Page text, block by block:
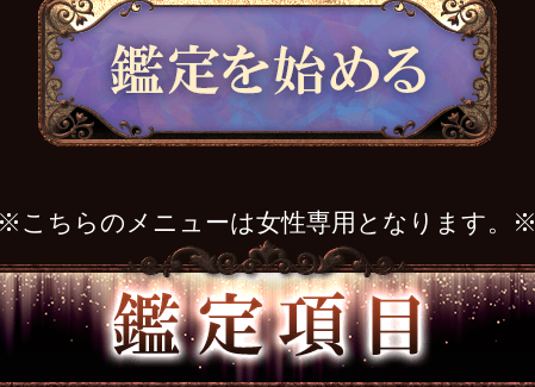
こちらのメニューは女性専用となります。※